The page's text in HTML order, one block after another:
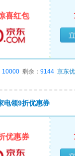
喜红包
10000 剩余： 9144 京东
电领9折优惠券
优惠券